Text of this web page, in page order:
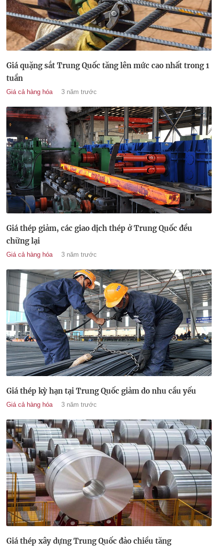
Giá quặng sắt Trung Quốc tăng lên mức cao nhất trong 1
tuần
Giá cả hàng hóa 3 năm trước
Giá thép giảm, các giao dịch thép ở Trung Quốc đều
chững lại
Giá cả hàng hóa 3 năm trước
Giá thép kỳ hạn tại Trung Quốc giảm do nhu cầu yếu
Giá cả hàng hóa 3 năm trước
Giá thép xây dựng Trung Quốc đảo chiều tăng